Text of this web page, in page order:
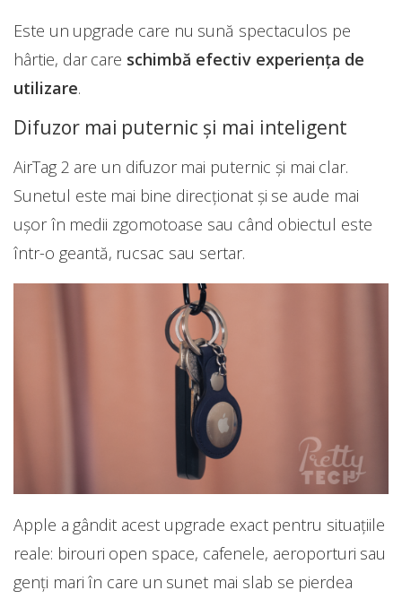
Este un upgrade care nu sună spectaculos pe
hârtie, dar care schimbă efectiv experiența de
utilizare.
Difuzor mai puternic și mai inteligent
AirTag 2 are un difuzor mai puternic și mai clar.
Sunetul este mai bine direcționat și se aude mai
ușor în medii zgomotoase sau când obiectul este
într-o geantă, rucsac sau sertar.
Apple a gândit acest upgrade exact pentru situațiile
reale: birouri open space, cafenele, aeroporturi sau
genți mari în care un sunet mai slab se pierdea